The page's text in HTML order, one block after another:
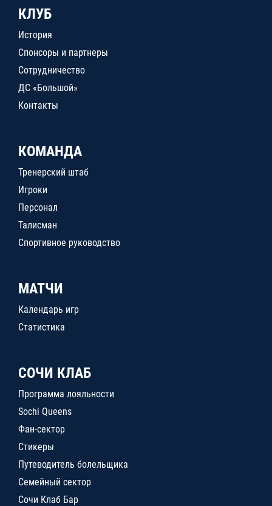
КЛУБ
История
Спонсоры и партнеры
Сотрудничество
ДС «Большой»
Контакты
КОМАНДА
Тренерский штаб
Игроки
Персонал
Талисман
Спортивное руководство
МАТЧИ
Календарь игр
Статистика
СОЧИ КЛАБ
Программа лояльности
Sochi Queens
Фан-сектор
Стикеры
Путеводитель болельщика
Семейный сектор
Сочи Клаб Бар